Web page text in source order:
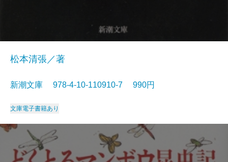
松本清張／著
新潮文庫 978-4-10-110910-7 990円
文庫電子書籍あり